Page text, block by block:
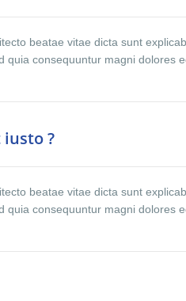
beatae vitae dicta sunt
consequuntur magni dolores
?
beatae vitae dicta sunt
consequuntur magni dolores